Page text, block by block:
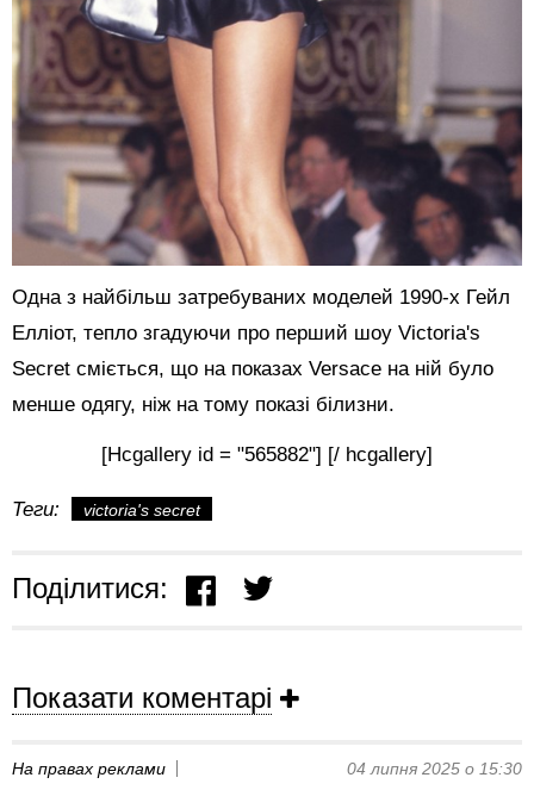
Одна з найбільш затребуваних моделей 1990-х Гейл
Елліот, тепло згадуючи про перший шоу Victoria's
Secret сміється, що на показах Versace на ній було
менше одягу, ніж на тому показі білизни.
[Hcgallery id = "565882"] [/ hcgallery]
Теги: victoria's secret
Поділитися:
Показати коментарі
На правах реклами 04 липня 2025 о 15:30